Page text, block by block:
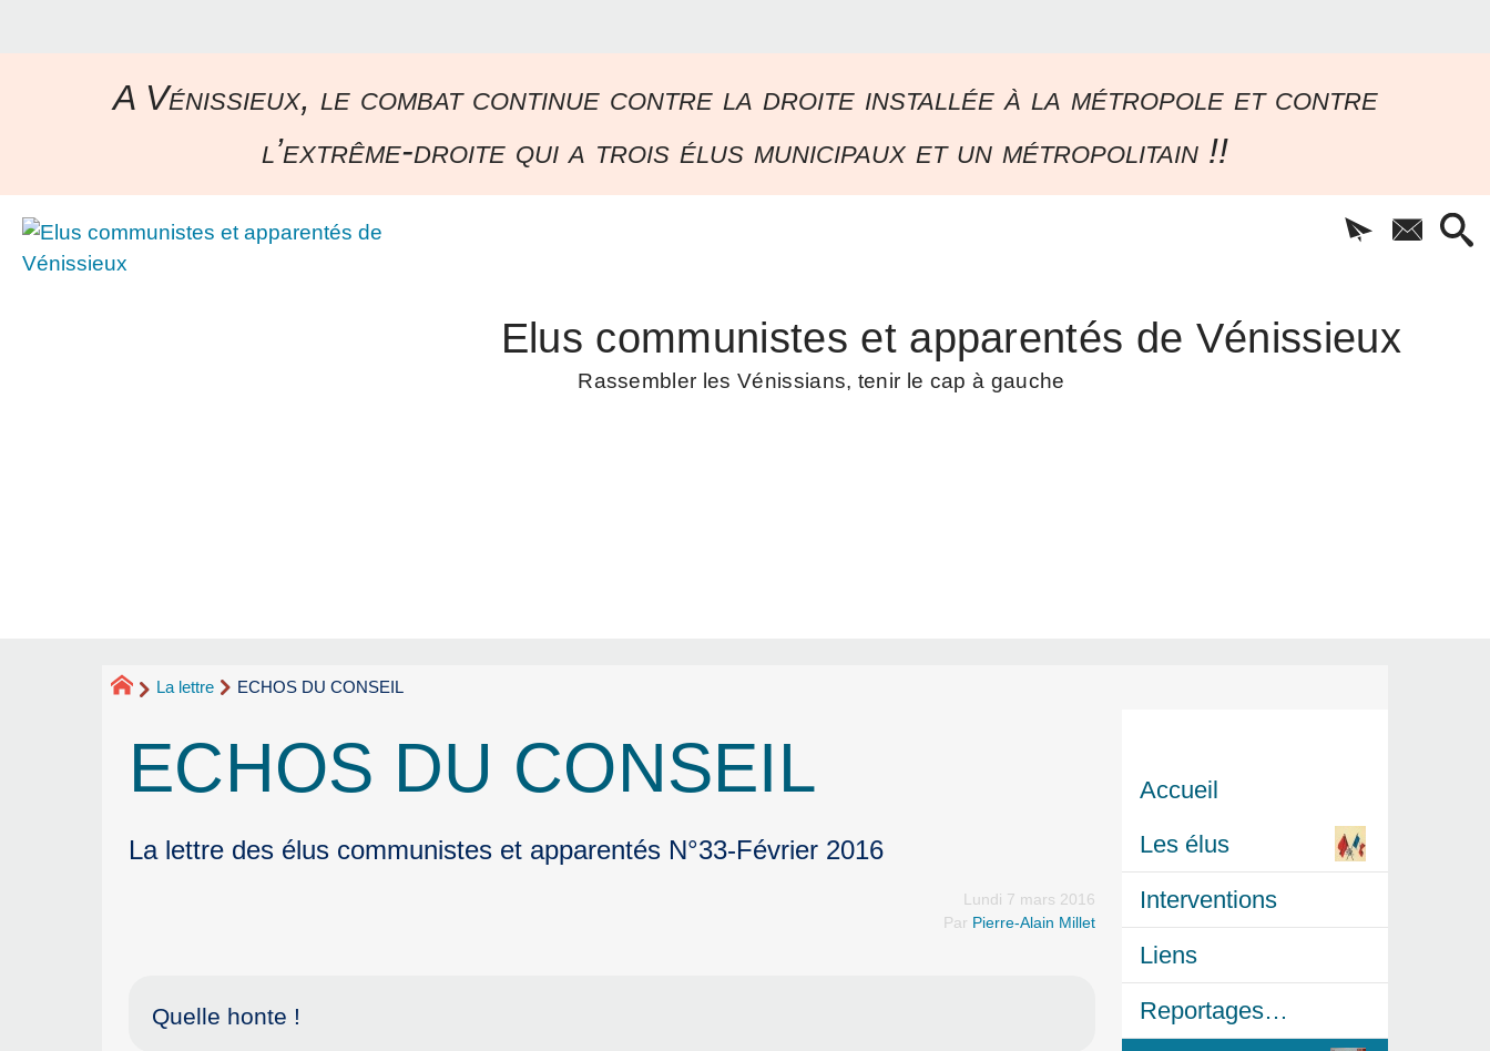
A Vénissieux, le combat continue contre la droite installée à la métropole et contre
l’extrême-droite qui a trois élus municipaux et un métropolitain !!
Elus communistes et apparentés de Vénissieux
Rassembler les Vénissians, tenir le cap à gauche
La lettre ECHOS DU CONSEIL
ECHOS DU CONSEIL
La lettre des élus communistes et apparentés N°33-Février 2016
Lundi 7 mars 2016
Par Pierre-Alain Millet
Quelle honte !
Accueil
Les élus
Interventions
Liens
Reportages…